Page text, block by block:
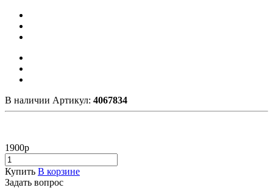
В наличии Артикул: 4067834
1900р
Купить В корзине
Задать вопрос